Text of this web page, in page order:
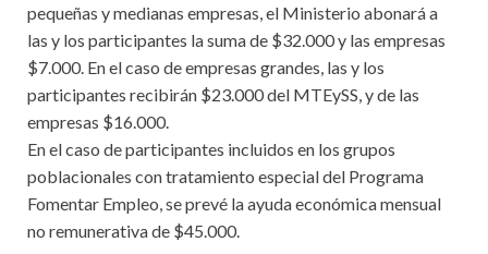
pequeñas y medianas empresas, el Ministerio abonará a
las y los participantes la suma de $32.000 y las empresas
$7.000. En el caso de empresas grandes, las y los
participantes recibirán $23.000 del MTEySS, y de las
empresas $16.000.
En el caso de participantes incluidos en los grupos
poblacionales con tratamiento especial del Programa
Fomentar Empleo, se prevé la ayuda económica mensual
no remunerativa de $45.000.